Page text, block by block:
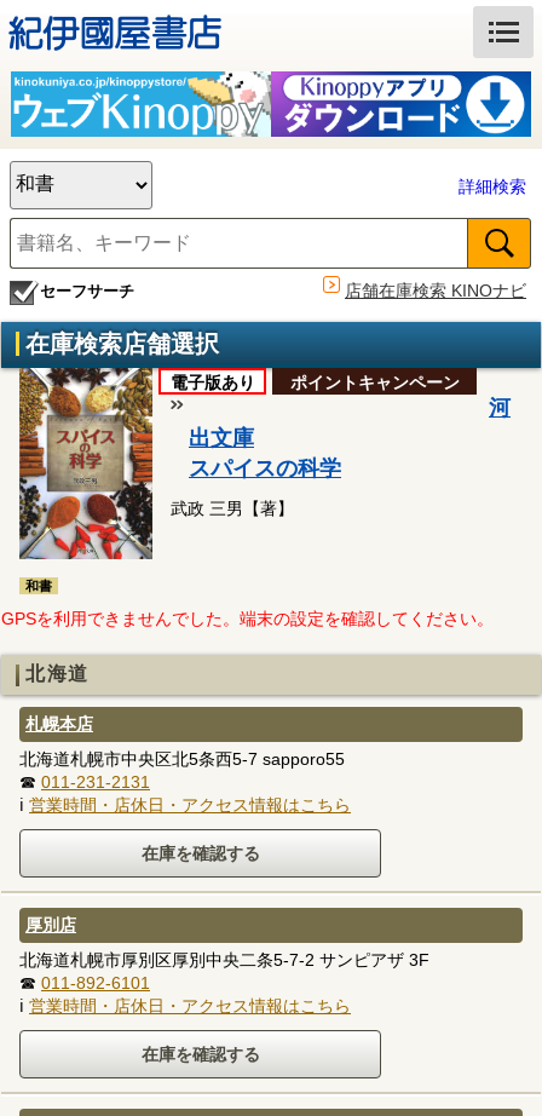
詳細検索
セーフサーチ 店舗在庫検索 KINOナビ
在庫検索店舗選択
和書
電子版あり ポイントキャンペーン
河
出文庫
スパイスの科学
武政 三男【著】
GPSを利用できませんでした。端末の設定を確認してください。
北海道
札幌本店
北海道札幌市中央区北5条西5-7 sapporo55
☎ 011-231-2131
ℹ 営業時間・店休日・アクセス情報はこちら
厚別店
北海道札幌市厚別区厚別中央二条5-7-2 サンピアザ 3F
☎ 011-892-6101
ℹ 営業時間・店休日・アクセス情報はこちら